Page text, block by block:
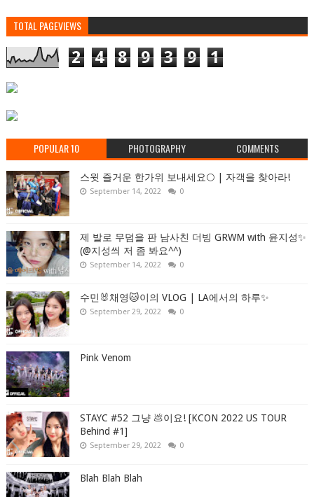
TOTAL PAGEVIEWS
2 4 8 9 3 9 1
POPULAR 10 PHOTOGRAPHY COMMENTS
스윗 즐거운 한가위 보내세요🌕 | 자객을 찾아라!
September 14, 2022 0
제 발로 무덤을 판 남사친 더빙 GRWM with 윤지성✨
(@지성씌 저 좀 봐요^^)
September 14, 2022 0
수민🐰채영🐱이의 VLOG | LA에서의 하루✨
September 29, 2022 0
Pink Venom
STAYC #52 그냥 💩이요! [KCON 2022 US TOUR
Behind #1]
September 29, 2022 0
Blah Blah Blah